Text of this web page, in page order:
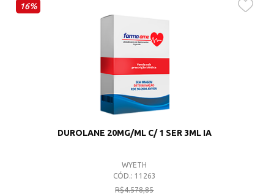
16%
DUROLANE 20MG/ML C/ 1 SER 3ML IA
WYETH
CÓD.: 11263
R$4.578,85